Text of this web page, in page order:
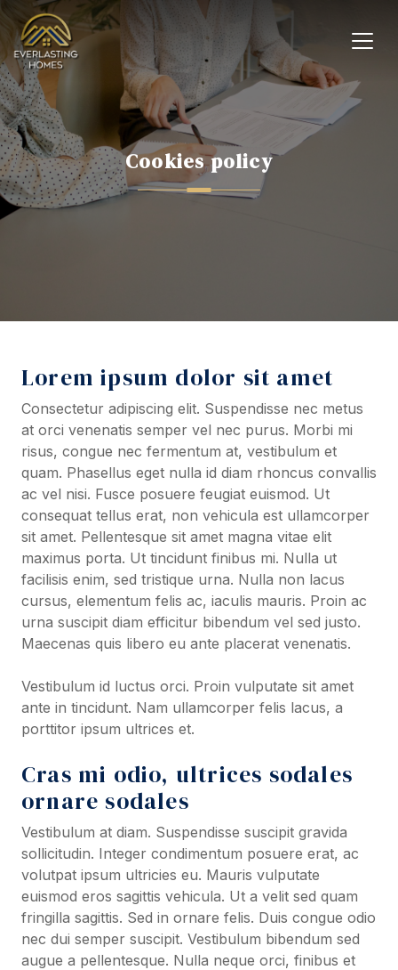
Cookies policy
Lorem ipsum dolor sit amet
Consectetur adipiscing elit. Suspendisse nec metus
at orci venenatis semper vel nec purus. Morbi mi
risus, congue nec fermentum at, vestibulum et
quam. Phasellus eget nulla id diam rhoncus convallis
ac vel nisi. Fusce posuere feugiat euismod. Ut
consequat tellus erat, non vehicula est ullamcorper
sit amet. Pellentesque sit amet magna vitae elit
maximus porta. Ut tincidunt finibus mi. Nulla ut
facilisis enim, sed tristique urna. Nulla non lacus
cursus, elementum felis ac, iaculis mauris. Proin ac
urna suscipit diam efficitur bibendum vel sed justo.
Maecenas quis libero eu ante placerat venenatis.
Vestibulum id luctus orci. Proin vulputate sit amet
ante in tincidunt. Nam ullamcorper felis lacus, a
porttitor ipsum ultrices et.
Cras mi odio, ultrices sodales
ornare sodales
Vestibulum at diam. Suspendisse suscipit gravida
sollicitudin. Integer condimentum posuere erat, ac
volutpat ipsum ultricies eu. Mauris vulputate
euismod eros sagittis vehicula. Ut a velit sed quam
fringilla sagittis. Sed in ornare felis. Duis congue odio
nec dui semper suscipit. Vestibulum bibendum sed
augue a pellentesque. Nulla neque orci, finibus et